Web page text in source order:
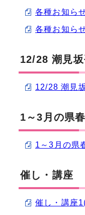
各種お知ら
各種お知ら
12/28 潮見
12/28 潮見
1～3月の県
1～3月の県
催し・講座
催し・講座